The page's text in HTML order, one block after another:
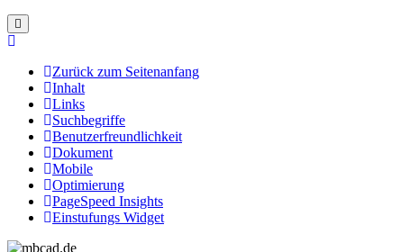
Zurück zum Seitenanfang
Inhalt
Links
Suchbegriffe
Benutzerfreundlichkeit
Dokument
Mobile
Optimierung
PageSpeed Insights
Einstufungs Widget